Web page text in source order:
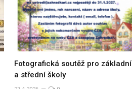
Fotografická soutěž pro základní
a střední školy